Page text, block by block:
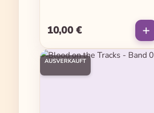
Regulärer Preis:
10,00 €
AUSVERKAUFT